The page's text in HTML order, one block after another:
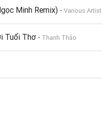
Minh Remix) - Various Artist
Tuổi Thơ - Thanh Thảo